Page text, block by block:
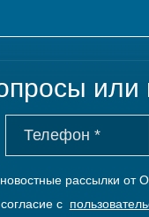
или
новостные рассылки
с